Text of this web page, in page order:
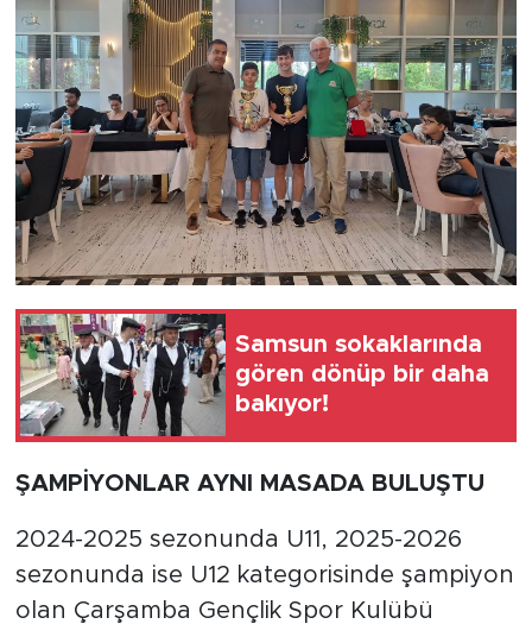
Samsun sokaklarında
gören dönüp bir daha
bakıyor!
ŞAMPİYONLAR AYNI MASADA BULUŞTU
2024-2025 sezonunda U11, 2025-2026
sezonunda ise U12 kategorisinde şampiyon
olan Çarşamba Gençlik Spor Kulübü